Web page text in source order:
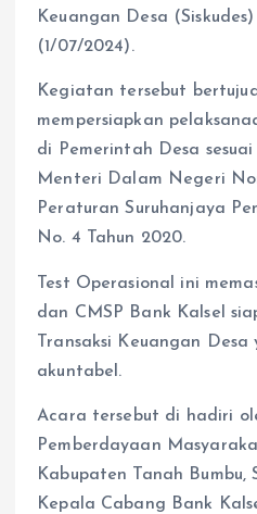
Keuangan Desa
(1/07/2024).
Kegiatan tersebut
mempersiapkan
di Pemerintah Desa
Menteri Dalam Negeri
Peraturan Suruhanjaya
No. 4 Tahun 2020.
Test Operasional ini
dan CMSP Bank Kalsel
Transaksi Keuangan
akuntabel.
Acara tersebut di hadiri
Pemberdayaan
Kabupaten Tanah Bumbu,
Kepala Cabang Bank